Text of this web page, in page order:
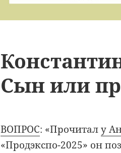
Сын или
ВОПРОС: «Прочиталу
«Продэкспо-2025» он